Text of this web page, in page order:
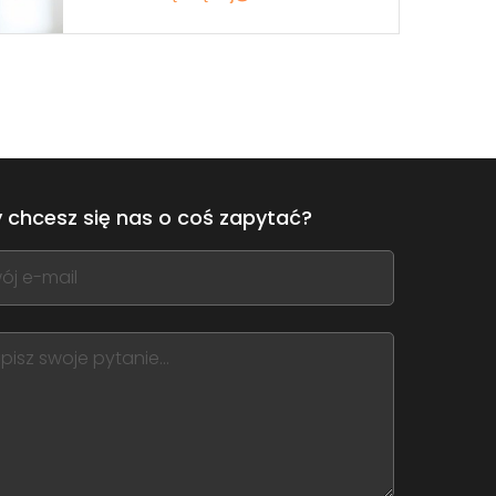
chcesz się nas o coś zapytać?